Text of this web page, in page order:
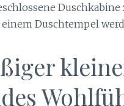
Duschtempel